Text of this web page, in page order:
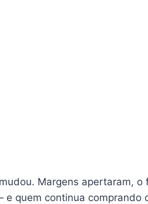
Margens apertaram,
e quem continua comprando